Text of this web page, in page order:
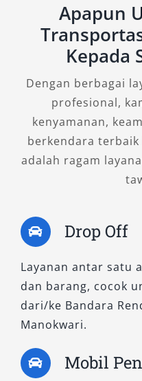
Short adalah
mencapai 11 hingga
perjalanan dinas,
Kelebihan Elf Short
kelincahannya saat
area sempit.
manuver kendaraan
Anda mencari tipe
fleksibel, sewa mobil
direkomendasikan
transportasi Anda
3. Elf NLR
Bagi pelanggan yang
kenyamanan
Apapun
Kepada
Dengan berbagai
profesional,
kenyamanan,
berkendara
adalah ragam
Drop Off
Layanan antar satu
dan barang, cocok
dari/ke Bandara
Manokwari.
Mobil